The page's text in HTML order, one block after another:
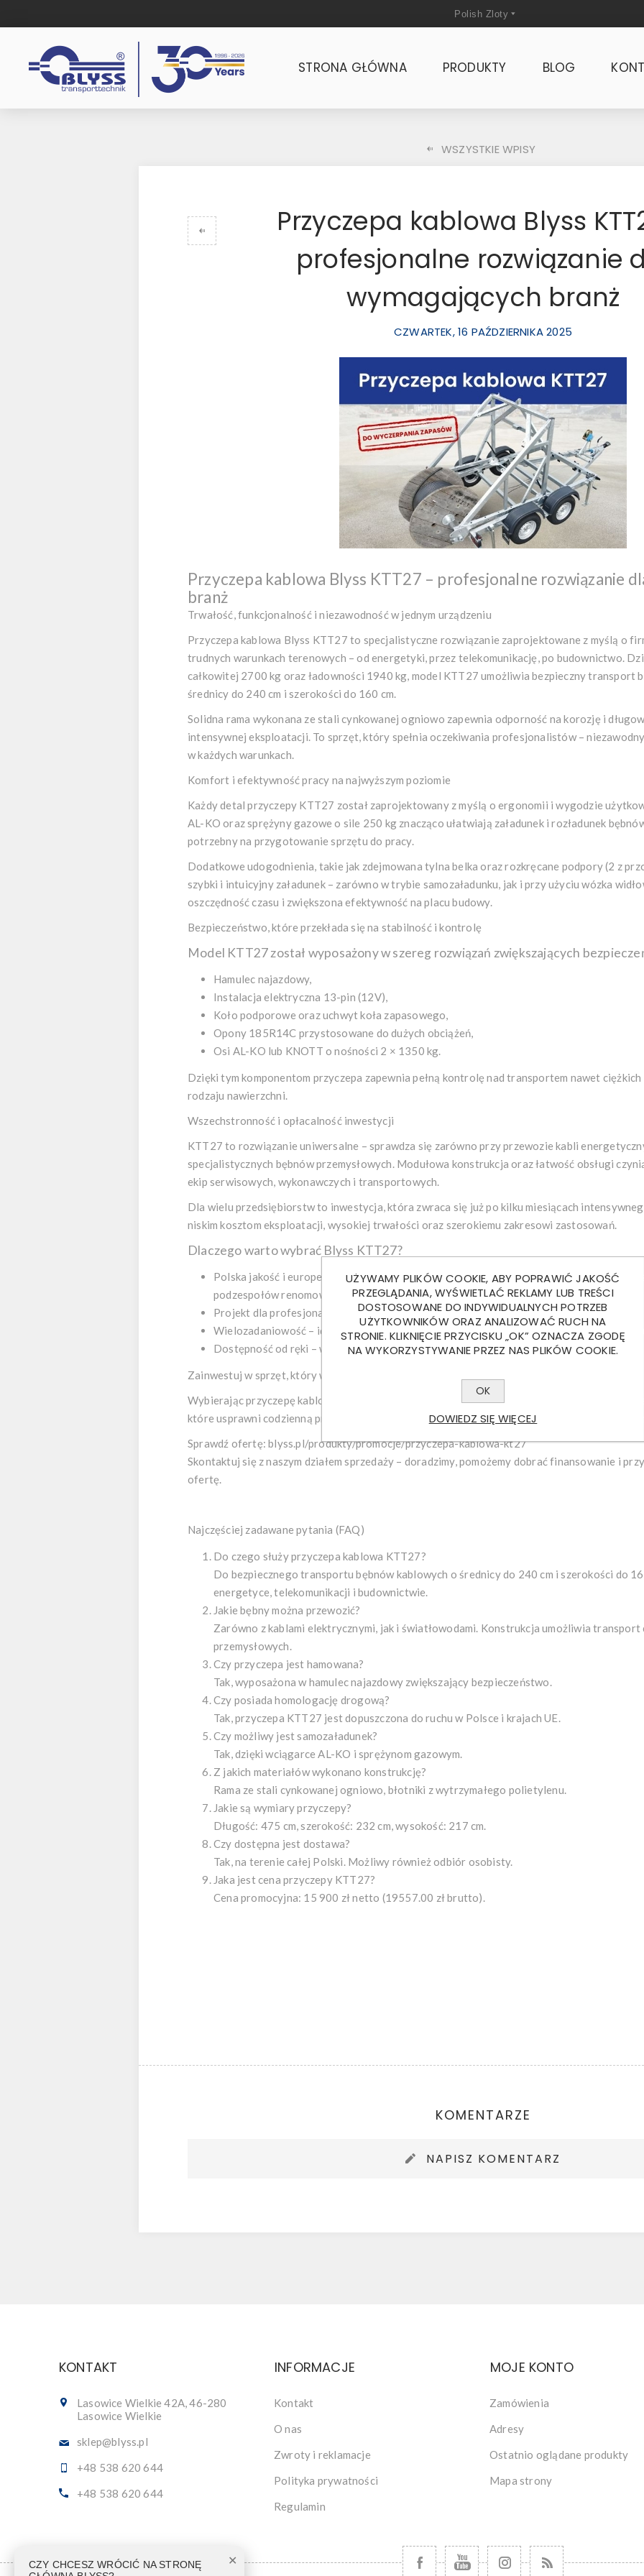
STRONA GŁÓWNA PRODUKTY BLOG
WSZYSTKIE WPISY
Przyczepa kablowa Blyss
profesjonalne rozwiązanie
wymagających branż
CZWARTEK, 16 PAŹDZIERNIKA 2025
Przyczepa kablowa Blyss KTT27 – profesjonalne rozwiązanie
branż
Trwałość, funkcjonalność i niezawodność w jednym urządzeniu
Przyczepa kablowa Blyss KTT27 to specjalistyczne rozwiązanie zaprojektowane z myślą o
trudnych warunkach terenowych – od energetyki, przez telekomunikację, po budownictwo.
całkowitej 2700 kg oraz ładowności 1940 kg, model KTT27 umożliwia bezpieczny transport
średnicy do 240 cm i szerokości do 160 cm.
Solidna rama wykonana ze stali cynkowanej ogniowo zapewnia odporność na korozję i
intensywnej eksploatacji. To sprzęt, który spełnia oczekiwania profesjonalistów –
w każdych warunkach.
Komfort i efektywność pracy na najwyższym poziomie
Każdy detal przyczepy KTT27 został zaprojektowany z myślą o ergonomii i wygodzie
AL-KO oraz sprężyny gazowe o sile 250 kg znacząco ułatwiają załadunek i rozładunek
potrzebny na przygotowanie sprzętu do pracy.
Dodatkowe udogodnienia, takie jak zdejmowana tylna belka oraz rozkręcane podpory (2 z
szybki i intuicyjny załadunek – zarówno w trybie samozaładunku, jak i przy użyciu wózka
oszczędność czasu i zwiększona efektywność na placu budowy.
Bezpieczeństwo, które przekłada się na stabilność i kontrolę
Model KTT27 został wyposażony w szereg rozwiązań zwiększających
Hamulec najazdowy,
Instalacja elektryczna 13-pin (12V),
Koło podporowe oraz uchwyt koła zapasowego,
Opony 185R14C przystosowane do dużych obciążeń,
Osi AL-KO lub KNOTT o nośności 2 × 1350 kg.
Dzięki tym komponentom przyczepa zapewnia pełną kontrolę nad transportem nawet
rodzaju nawierzchni.
Wszechstronność i opłacalność inwestycji
KTT27 to rozwiązanie uniwersalne – sprawdza się zarówno przy przewozie kabli
specjalistycznych bębnów przemysłowych. Modułowa konstrukcja oraz łatwość obsługi
ekip serwisowych, wykonawczych i transportowych.
Dla wielu przedsiębiorstw to inwestycja, która zwraca się już po kilku miesiącach
niskim kosztom eksploatacji, wysokiej trwałości oraz szerokiemu zakresowi zastosowań.
Dlaczego warto wybrać Blyss KTT27?
Polska jakość i europejskie komponenty – produkcja zgodna z najwyższymi
podzespołów renomowanych marek.
Projekt dla profesjonalistów – ergonomia, trwałość i przemyślane detale przekładają
Wielozadaniowość – idealna dla firm z sektora energetycznego, telekomunikacyjnego i
Dostępność od ręki – w atrakcyjnej cenie promocyjnej tylko w Blyss Polska.
Zainwestuj w sprzęt, który wspiera Twój biznes
Wybierając przyczepę kablową Blyss KTT27, inwestujesz w bezpieczeństwo, efektywność i
które usprawni codzienną pracę Twojego zespołu i pozwoli skupić się na realizacji zadań bez
Sprawdź ofertę: blyss.pl/produkty/promocje/przyczepa-kablowa-kt27
Skontaktuj się z naszym działem sprzedaży – doradzimy, pomożemy dobrać finansowanie i
ofertę.
Najczęściej zadawane pytania (FAQ)
Do czego służy przyczepa kablowa KTT27?
Do bezpiecznego transportu bębnów kablowych o średnicy do 240 cm i szerokości do
energetyce, telekomunikacji i budownictwie.
Jakie bębny można przewozić?
Zarówno z kablami elektrycznymi, jak i światłowodami. Konstrukcja umożliwia transport
przemysłowych.
Czy przyczepa jest hamowana?
Tak, wyposażona w hamulec najazdowy zwiększający bezpieczeństwo.
Czy posiada homologację drogową?
Tak, przyczepa KTT27 jest dopuszczona do ruchu w Polsce i krajach UE.
Czy możliwy jest samozaładunek?
Tak, dzięki wciągarce AL-KO i sprężynom gazowym.
Z jakich materiałów wykonano konstrukcję?
Rama ze stali cynkowanej ogniowo, błotniki z wytrzymałego polietylenu.
Jakie są wymiary przyczepy?
Długość: 475 cm, szerokość: 232 cm, wysokość: 217 cm.
Czy dostępna jest dostawa?
Tak, na terenie całej Polski. Możliwy również odbiór osobisty.
Jaka jest cena przyczepy KTT27?
Cena promocyjna: 15 900 zł netto (19557.00 zł brutto).
KOMENTARZE
NAPISZ KOMENTARZ
KONTAKT
Lasowice Wielkie 42A, 46-280
Lasowice Wielkie
sklep@blyss.pl
+48 538 620 644
+48 538 620 644
INFORMACJE
Kontakt
O nas
Zwroty i reklamacje
Polityka prywatności
Regulamin
MOJE KONTO
Zamówienia
Adresy
Ostatnio oglądane produkty
Mapa strony
UŻYWAMY PLIKÓW COOKIE, ABY POPRAWIĆ JAKOŚĆ
PRZEGLĄDANIA, WYŚWIETLAĆ REKLAMY LUB TREŚCI
DOSTOSOWANE DO INDYWIDUALNYCH POTRZEB
UŻYTKOWNIKÓW ORAZ ANALIZOWAĆ RUCH NA
STRONIE. KLIKNIĘCIE PRZYCISKU „OK” OZNACZA ZGODĘ
NA WYKORZYSTYWANIE PRZEZ NAS PLIKÓW COOKIE.
OK
DOWIEDZ SIĘ WIĘCEJ
✕
CZY CHCESZ WRÓCIĆ NA STRONĘ